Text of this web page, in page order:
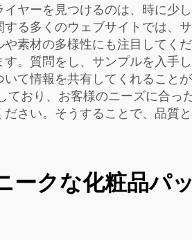
ヤーを見つけるのは、時に少
る多くのウェブサイトでは、
素材の多様性にも注目してく
。質問をし、サンプルを入手
て情報を共有してくれること
ており、お客様のニーズに合
さい。そうすることで、品質
ークな化粧品パ